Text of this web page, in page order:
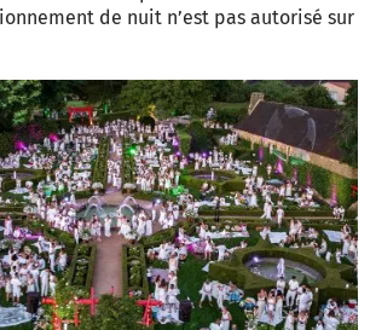
de nuit n’est pas autorisé sur